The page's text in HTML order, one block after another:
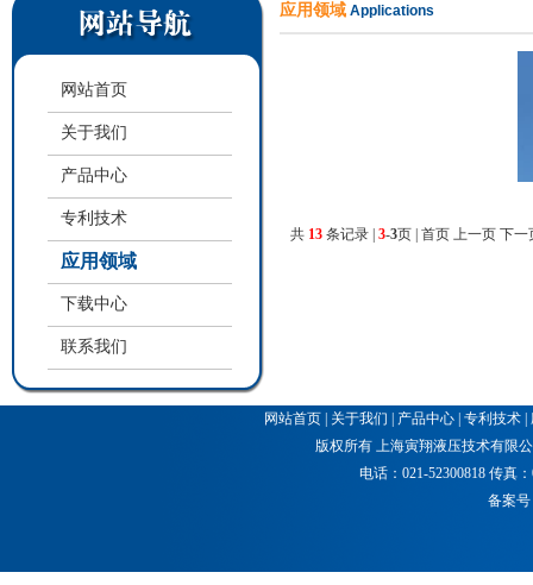
网站首页
关于我们
产品中心
专利技术
应用领域
下载中心
联系我们
应用领域 Applications
共 13 条记录 | 3-3页 | 首页 上一页 下一
网站首页 关于我们 产品中心 专利技术
版权所有 上海寅翔液压技术有限
电话：021-52300818 传真
备案号